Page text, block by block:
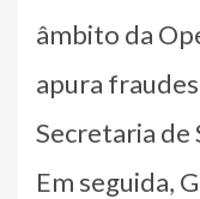
âmbito da
apura
Secretaria de
Em seguida,